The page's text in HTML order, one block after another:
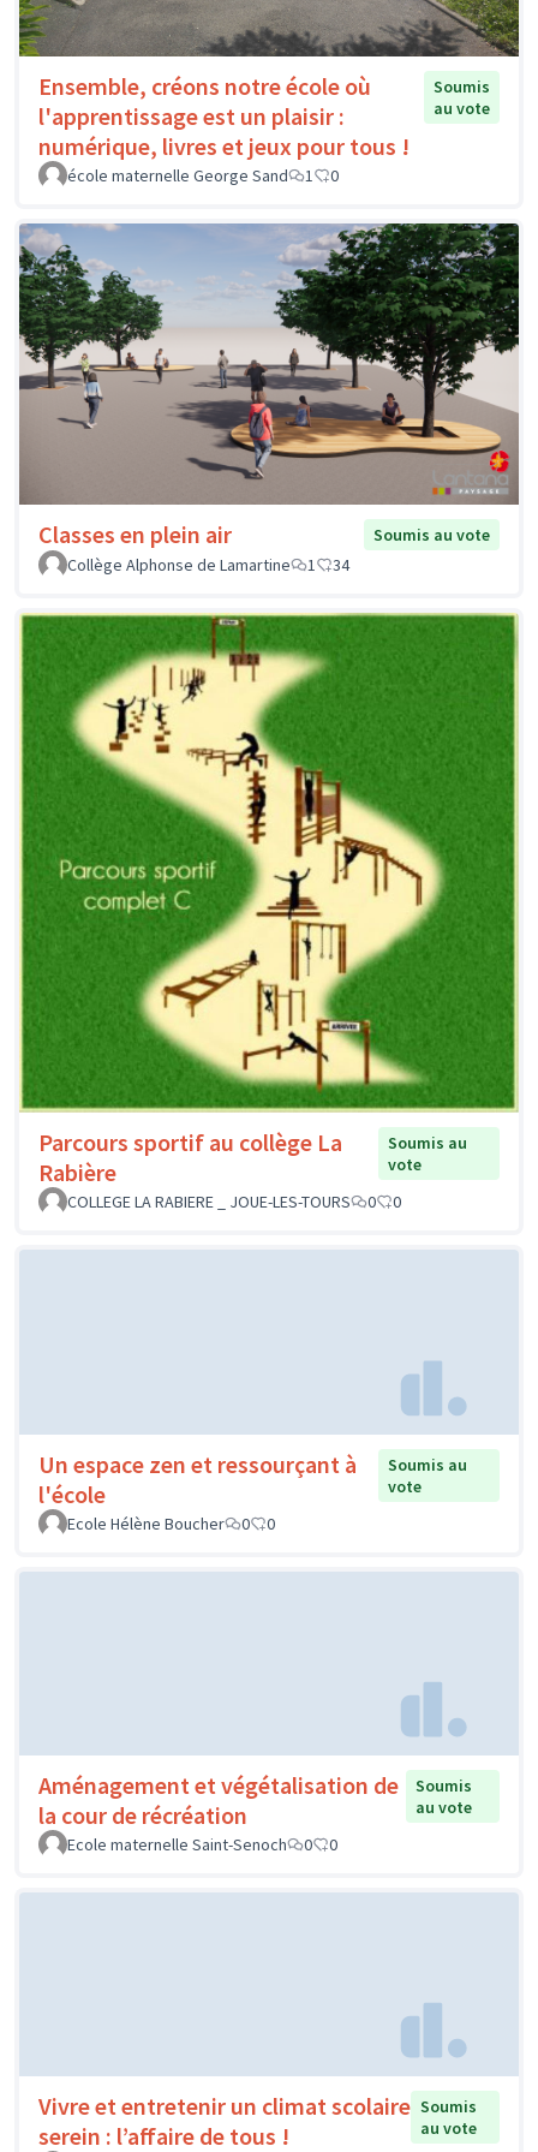
Ensemble, créons notre école où
l'apprentissage est un plaisir :
numérique, livres et jeux pour tous !
Soumis
au vote
école maternelle George Sand 1 0
Classes en plein air
Soumis au vote
Collège Alphonse de Lamartine
1 34
Parcours sportif au collège La
Rabière
Soumis au
vote
COLLEGE LA RABIERE _ JOUE-LES-TOURS
0 0
Un espace zen et ressourçant à
l'école
Soumis au
vote
Ecole Hélène Boucher
0 0
Aménagement et végétalisation de
la cour de récréation
Soumis
au vote
Ecole maternelle Saint-Senoch
0 0
Vivre et entretenir un climat scolaire
serein : l’affaire de tous !
Soumis
au vote